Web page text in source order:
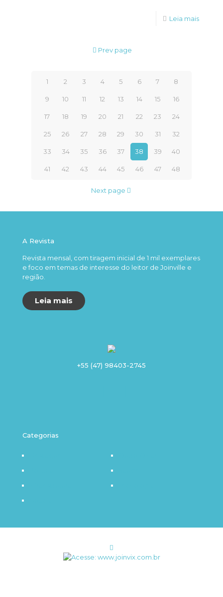
Leia mais
Prev page
1 2 3 4 5 6 7 8
9 10 11 12 13 14 15 16
17 18 19 20 21 22 23 24
25 26 27 28 29 30 31 32
33 34 35 36 37 38 39 40
41 42 43 44 45 46 47 48
Next page
A Revista
Revista mensal, com tiragem inicial de 1 mil exemplares
e foco em temas de interesse do leitor de Joinville e
região.
Leia mais
+55 (47) 98403-2745
Categorias